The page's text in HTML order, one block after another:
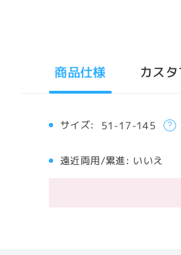
商品仕様 カス
サイズ: 51-17-145
遠近両用/累進: いいえ